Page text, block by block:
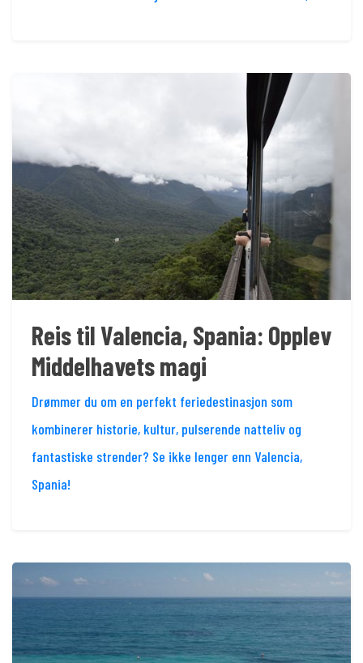
Reis til Valencia, Spania: Opplev
Middelhavets magi
Drømmer du om en perfekt feriedestinasjon som
kombinerer historie, kultur, pulserende natteliv og
fantastiske strender? Se ikke lenger enn Valencia,
Spania!